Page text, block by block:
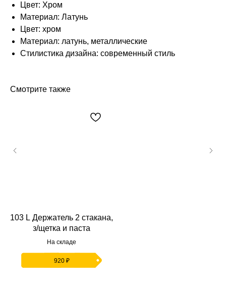
Цвет: Хром
Материал: Латунь
Цвет: хром
Материал: латунь, металлические
Стилистика дизайна: современный стиль
Смотрите также
103 L Держатель 2 стакана,
з/щетка и паста
На складе
920 ₽